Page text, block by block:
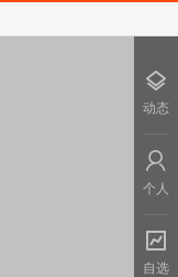
动态
个人
自选